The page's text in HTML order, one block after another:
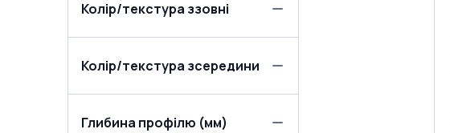
Колір/текстура ззовні
Колір/текстура зсередини
Глибина профілю (мм)